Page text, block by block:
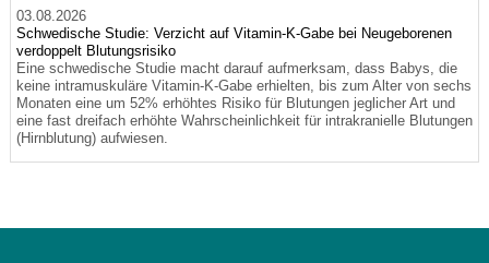
03.08.2026
Schwedische Studie: Verzicht auf Vitamin-K-Gabe bei Neugeborenen
verdoppelt Blutungsrisiko
Eine schwedische Studie macht darauf aufmerksam, dass Babys, die
keine intramuskuläre Vitamin-K-Gabe erhielten, bis zum Alter von sechs
Monaten eine um 52% erhöhtes Risiko für Blutungen jeglicher Art und
eine fast dreifach erhöhte Wahrscheinlichkeit für intrakranielle Blutungen
(Hirnblutung) aufwiesen.